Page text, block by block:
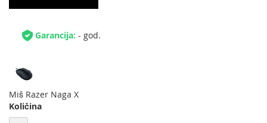
Garancija: - god.
Miš Razer Naga X
Količina